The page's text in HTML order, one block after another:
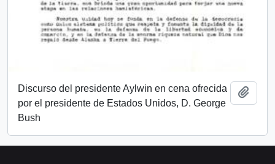
Discurso del presidente Aylwin en cena ofrecida
por el presidente de Estados Unidos, D. George
Bush